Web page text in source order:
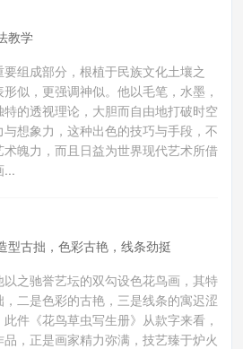
教学
组成部分，根植于民族文化土壤之
似，更强调神似。他以毛笔，水墨，
的透视理论，大胆而自由地打破时空
想象力，这种出色的技巧与手段，不
魄力，而且日益为世界现代艺术所借
...
型古拙，色彩古艳，线条劲挺
之驰誉艺坛的双勾设色花鸟画，其特
二是色彩的古艳，三是线条的寓迟涩
件《花鸟草虫写生册》从款字来看，
，正是画家精力弥满，技艺臻于炉火